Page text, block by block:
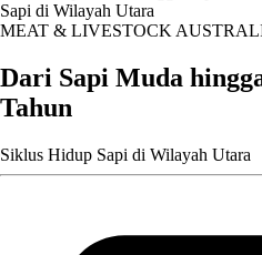
MEAT & LIVESTOCK
Dari Sapi Muda
Tahun
Siklus Hidup Sapi di Wilayah Utara